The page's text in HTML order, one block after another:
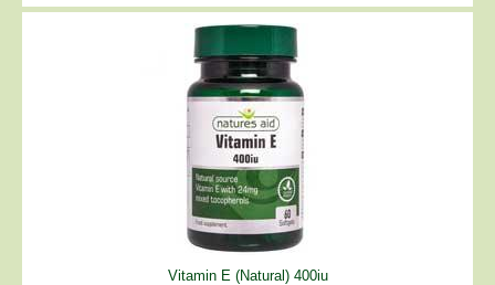
Vitamin E (Natural) 400iu